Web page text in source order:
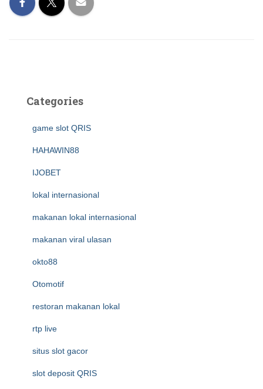
Categories
game slot QRIS
HAHAWIN88
IJOBET
lokal internasional
makanan lokal internasional
makanan viral ulasan
okto88
Otomotif
restoran makanan lokal
rtp live
situs slot gacor
slot deposit QRIS